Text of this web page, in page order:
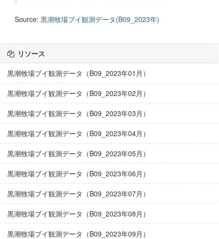
Source: 黒潮牧場ブイ観測データ(B09_2023年)
リソース
黒潮牧場ブイ観測データ（B09_2023年01月）
黒潮牧場ブイ観測データ（B09_2023年02月）
黒潮牧場ブイ観測データ（B09_2023年03月）
黒潮牧場ブイ観測データ（B09_2023年04月）
黒潮牧場ブイ観測データ（B09_2023年05月）
黒潮牧場ブイ観測データ（B09_2023年06月）
黒潮牧場ブイ観測データ（B09_2023年07月）
黒潮牧場ブイ観測データ（B09_2023年08月）
黒潮牧場ブイ観測データ（B09_2023年09月）